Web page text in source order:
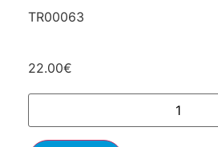
TR00063
22.00€